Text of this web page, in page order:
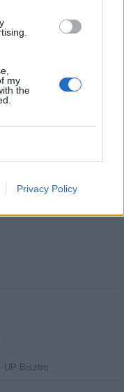
my
the
Privacy Policy
helyet!
UP Bisztro